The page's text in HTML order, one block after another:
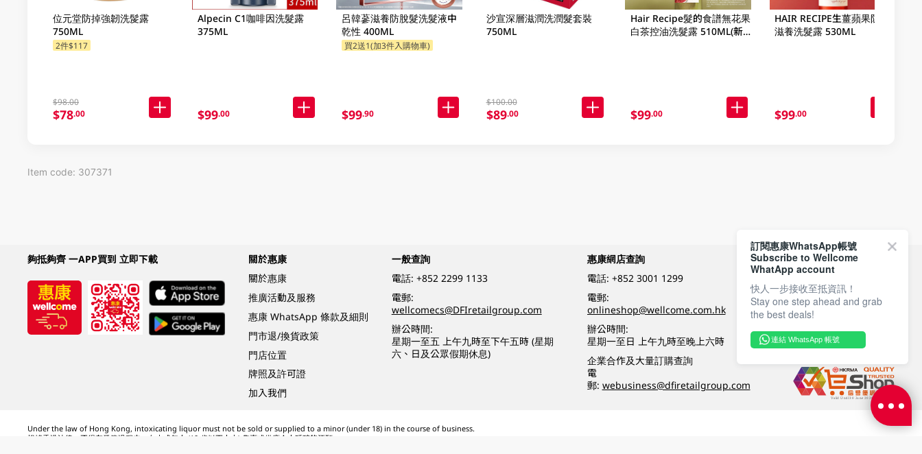
位元堂防掉強韌洗髲露
750ML
2件$117
$98.00
$78.00
Alpecin C1咖啡因洗髮露
375ML
$99.00
呂韓蔘滋養防脫髮洗髮液中
乾性 400ML
買2送1(加3件入購物車)
$99.90
沙宣深層滋潤洗潤髮套裝
750ML
$100.00
$89.00
Hair Recipe髮的食譜無花果
白茶控油洗髮露 510ML(新
$99.00
HAIR RECIPE生薑蘋果防斷
滋養洗髮露 530ML
$99.00
Item code: 307371
夠抵夠齊 一APP買到 立即下載
關於惠康
關於惠康
推廣活動及服務
惠康 WhatsApp 條款及細則
門市退/換貨政策
門店位置
牌照及許可證
加入我們
一般查詢
電話: +852 2299 1133
電郵:
wellcomecs@DFIretailgroup.com
辦公時間:
星期一至五 上午九時至下午五時 (星期
六、日及公眾假期休息)
惠康網店查詢
電話: +852 3001 1299
電郵:
onlineshop@wellcome.com.hk
辦公時間:
星期一至日 上午九時至晚上六時
企業合作及大量訂購查詢
電
郵: webusiness@dfiretailgroup.com
付款方式
關注我們
Under the law of Hong Kong, intoxicating liquor must not be sold or supplied to a minor (under 18) in the course of business.
根據香港法律，不得在業務過程中，向未成年人 (18 歲以下人士) 售賣或供應令人醺醉的酒類。
訂閱惠康WhatsApp帳號
Subscribe to Wellcome
WhatApp account
快人一步接收至抵資訊！
Stay one step ahead and grab
the best deals!
連結 WhatsApp 帳號